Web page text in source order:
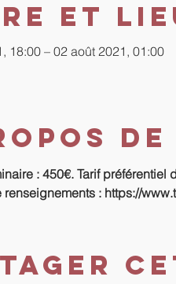
et
18:00 – 02 août 2021, 01:00
: 450€. Tarif préférentiel
renseignements : https://